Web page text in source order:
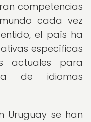
competencias
cada vez
el país ha
específicas
actuales para
de idiomas
Uruguay se han